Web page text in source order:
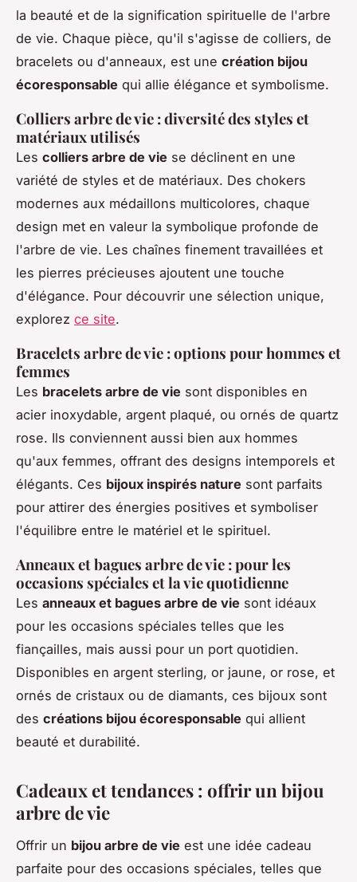
la beauté et de la signification spirituelle de l'arbre
de vie. Chaque pièce, qu'il s'agisse de colliers, de
bracelets ou d'anneaux, est une création bijou
écoresponsable qui allie élégance et symbolisme.
Colliers arbre de vie : diversité des styles et
matériaux utilisés
Les colliers arbre de vie se déclinent en une
variété de styles et de matériaux. Des chokers
modernes aux médaillons multicolores, chaque
design met en valeur la symbolique profonde de
l'arbre de vie. Les chaînes finement travaillées et
les pierres précieuses ajoutent une touche
d'élégance. Pour découvrir une sélection unique,
explorez ce site.
Bracelets arbre de vie : options pour hommes et
femmes
Les bracelets arbre de vie sont disponibles en
acier inoxydable, argent plaqué, ou ornés de quartz
rose. Ils conviennent aussi bien aux hommes
qu'aux femmes, offrant des designs intemporels et
élégants. Ces bijoux inspirés nature sont parfaits
pour attirer des énergies positives et symboliser
l'équilibre entre le matériel et le spirituel.
Anneaux et bagues arbre de vie : pour les
occasions spéciales et la vie quotidienne
Les anneaux et bagues arbre de vie sont idéaux
pour les occasions spéciales telles que les
fiançailles, mais aussi pour un port quotidien.
Disponibles en argent sterling, or jaune, or rose, et
ornés de cristaux ou de diamants, ces bijoux sont
des créations bijou écoresponsable qui allient
beauté et durabilité.
Cadeaux et tendances : offrir un bijou
arbre de vie
Offrir un bijou arbre de vie est une idée cadeau
parfaite pour des occasions spéciales, telles que